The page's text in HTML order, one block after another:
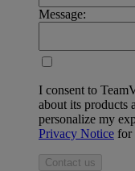
Message:
I consent to
about its products
personalize my
Privacy Notice for
Contact us